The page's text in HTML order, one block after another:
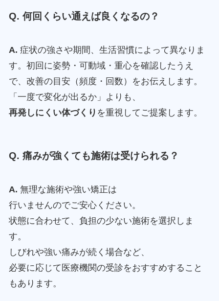
Q. 何回くらい通えば良くなるの？
A. 症状の強さや期間、生活習慣によって異なりま
す。初回に姿勢・可動域・重心を確認したうえ
で、改善の目安（頻度・回数）をお伝えします。
「一度で変化が出るか」よりも、
再発しにくい体づくり を重視してご提案します。
Q. 痛みが強くても施術は受けられる？
A. 無理な施術や強い矯正は
行いませんのでご安心ください。
状態に合わせて、負担の少ない施術を選択しま
す。
しびれや強い痛みが続く場合など、
必要に応じて医療機関の受診をおすすめすること
もあります。